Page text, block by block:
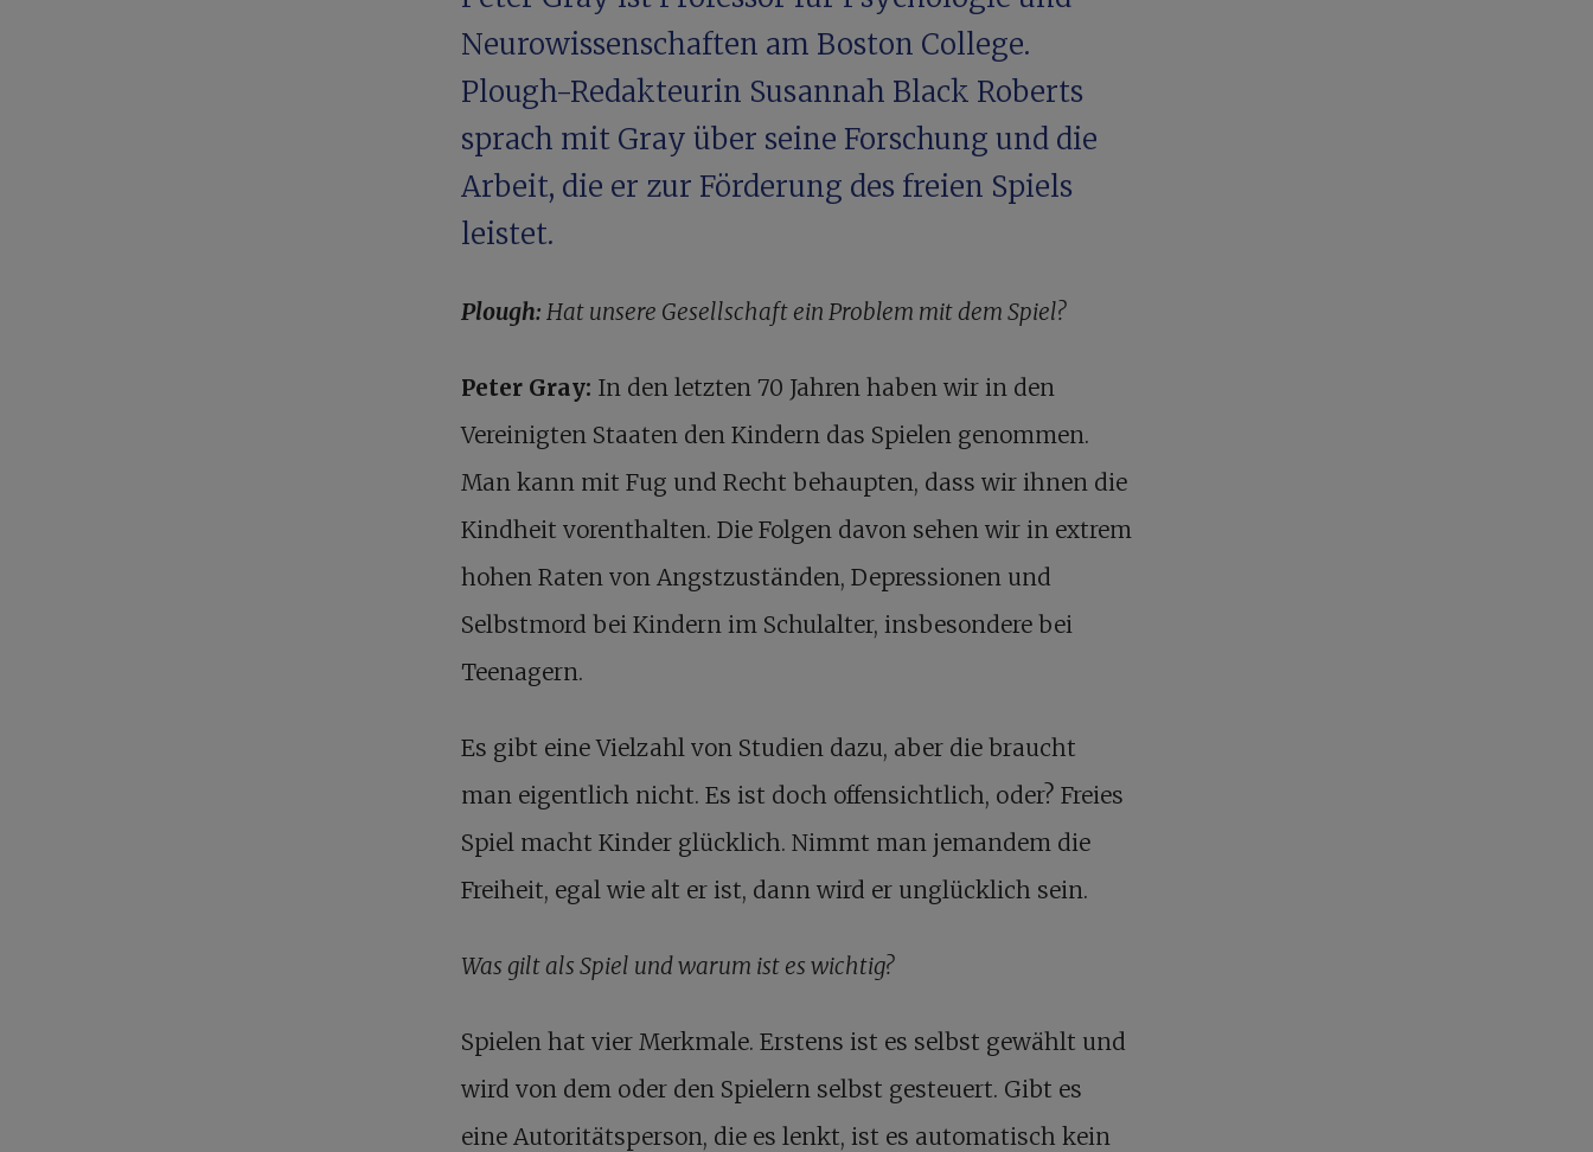
Neurowissenschaften am Boston College.
Plough-Redakteurin Susannah Black Roberts
sprach mit Gray über seine Forschung und die
Arbeit, die er zur Förderung des freien Spiels
leistet.
Plough: Hat unsere Gesellschaft ein Problem mit dem Spiel?
Peter Gray: In den letzten 70 Jahren haben wir in den
Vereinigten Staaten den Kindern das Spielen genommen.
Man kann mit Fug und Recht behaupten, dass wir ihnen die
Kindheit vorenthalten. Die Folgen davon sehen wir in extrem
hohen Raten von Angstzuständen, Depressionen und
Selbstmord bei Kindern im Schulalter, insbesondere bei
Teenagern.
Es gibt eine Vielzahl von Studien dazu, aber die braucht
man eigentlich nicht. Es ist doch offensichtlich, oder? Freies
Spiel macht Kinder glücklich. Nimmt man jemandem die
Freiheit, egal wie alt er ist, dann wird er unglücklich sein.
Was gilt als Spiel und warum ist es wichtig?
Spielen hat vier Merkmale. Erstens ist es selbst gewählt und
wird von dem oder den Spielern selbst gesteuert. Gibt es
eine Autoritätsperson, die es lenkt, ist es automatisch kein